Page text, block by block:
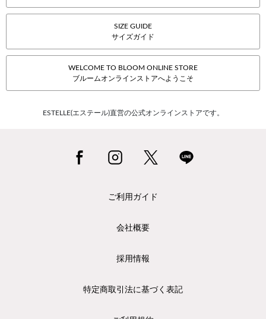
SIZE GUIDE
サイズガイド
WELCOME TO BLOOM ONLINE STORE
ブルームオンラインストアへようこそ
ESTELLE(エステール)直営の公式オンラインストアです。
ご利用ガイド
会社概要
採用情報
特定商取引法に基づく表記